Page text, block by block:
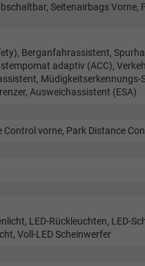
Seitenairbags Vorne,
Berganfahrassistent,
adaptiv (ACC),
Müdigkeitserkennungs-
Ausweichassistent (ESA)
Control vorne, Park Distance
LED-Rückleuchten, LED-
Voll-LED Scheinwerfer